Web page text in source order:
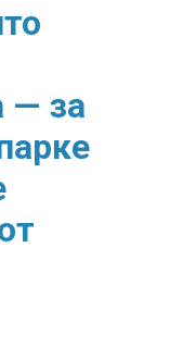
— за